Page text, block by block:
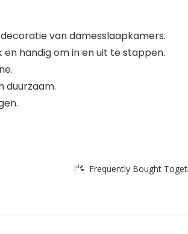
van damesslaapkamers.
handig om in en uit te stappen.
duurzaam.
Frequently Bought